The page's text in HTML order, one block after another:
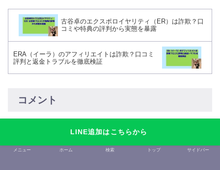
古谷卓のエクスポロイヤリティ（ER）は詐欺？口
コミや特典の評判から実態を暴露
ERA（イーラ）のアフィリエイトは詐欺？口コミ
評判と返金トラブルを徹底検証
コメント
コメントを書き込む
LINE追加はこちらから
メニュー ホーム 検索 トップ サイドバー